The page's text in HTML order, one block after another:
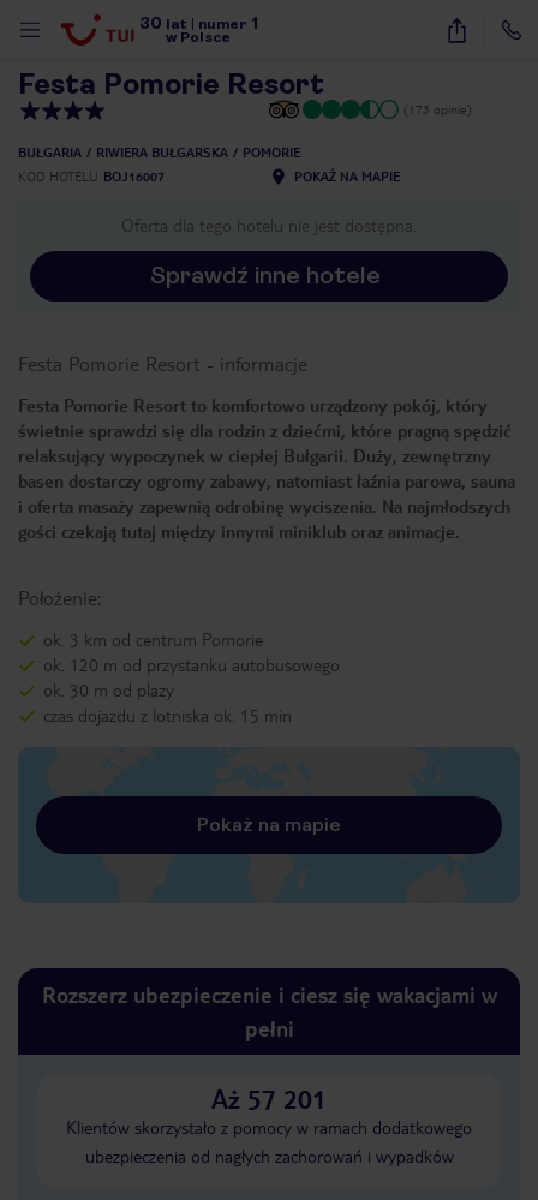
30 lat numer 1
w Polsce
16
Festa Pomorie Resort
(173 opinie)
BUŁGARIA RIWIERA BUŁGARSKA
POMORIE
KOD HOTELU BOJ16007 POKAŻ NA MAPIE
Oferta dla tego hotelu nie jest dostępna.
Sprawdź inne hotele
Festa Pomorie Resort - informacje
Festa Pomorie Resort to komfortowo urządzony pokój, który
świetnie sprawdzi się dla rodzin z dziećmi, które pragną spędzić
relaksujący wypoczynek w ciepłej Bułgarii. Duży, zewnętrzny
basen dostarczy ogromy zabawy, natomiast łaźnia parowa, sauna
i oferta masaży zapewnią odrobinę wyciszenia. Na najmłodszych
gości czekają tutaj między innymi miniklub oraz animacje.
Położenie:
ok. 3 km od centrum Pomorie
ok. 120 m od przystanku autobusowego
ok. 30 m od plaży
czas dojazdu z lotniska ok. 15 min
Pokaż na mapie
Rozszerz ubezpieczenie i ciesz się wakacjami w
pełni
Aż 57 201
Klientów skorzystało z pomocy w ramach dodatkowego
ubezpieczenia od nagłych zachorowań i wypadków